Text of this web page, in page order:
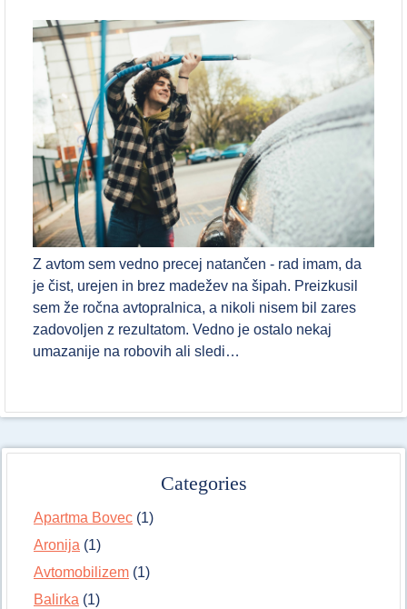
Z avtom sem vedno precej natančen - rad imam, da
je čist, urejen in brez madežev na šipah. Preizkusil
sem že ročna avtopralnica, a nikoli nisem bil zares
zadovoljen z rezultatom. Vedno je ostalo nekaj
umazanije na robovih ali sledi…
Categories
Apartma Bovec (1)
Aronija (1)
Avtomobilizem (1)
Balirka (1)